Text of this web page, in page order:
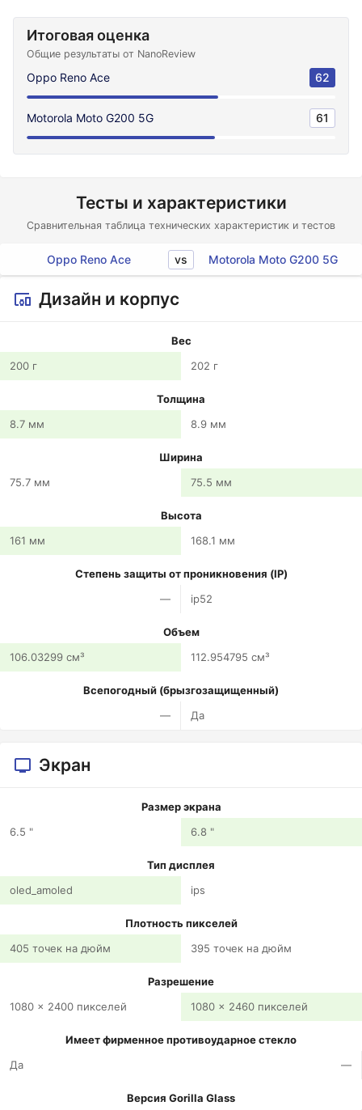
Итоговая оценка
Общие результаты от NanoReview
Oppo Reno Ace 62
Motorola Moto G200 5G 61
Тесты и характеристики
Сравнительная таблица технических характеристик и тестов
Oppo Reno Ace vs Motorola Moto G200 5G
Дизайн и корпус
Вес
200 г
202 г
Толщина
8.7 мм
8.9 мм
Ширина
75.7 мм
75.5 мм
Высота
161 мм
168.1 мм
Степень защиты от проникновения (IP)
—
ip52
Объем
106.03299 см³
112.954795 см³
Всепогодный (брызгозащищенный)
—
Да
Экран
Размер экрана
6.5 "
6.8 "
Тип дисплея
oled_amoled
ips
Плотность пикселей
405 точек на дюйм
395 точек на дюйм
Разрешение
1080 x 2400 пикселей
1080 x 2460 пикселей
Имеет фирменное противоударное стекло
Да
—
Версия Gorilla Glass